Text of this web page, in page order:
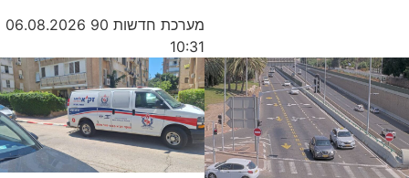
מערכת חדשות 90
06.08.2026
10:31